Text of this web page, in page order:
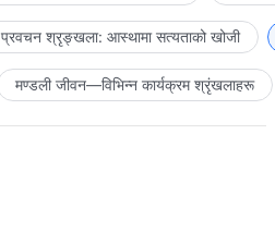
प्रवचन श्रृङ्खला: आस्थामा सत्यताको खोजी
मण्डली जीवन—विभिन्‍न कार्यक्रम श्रृंखलाहरू